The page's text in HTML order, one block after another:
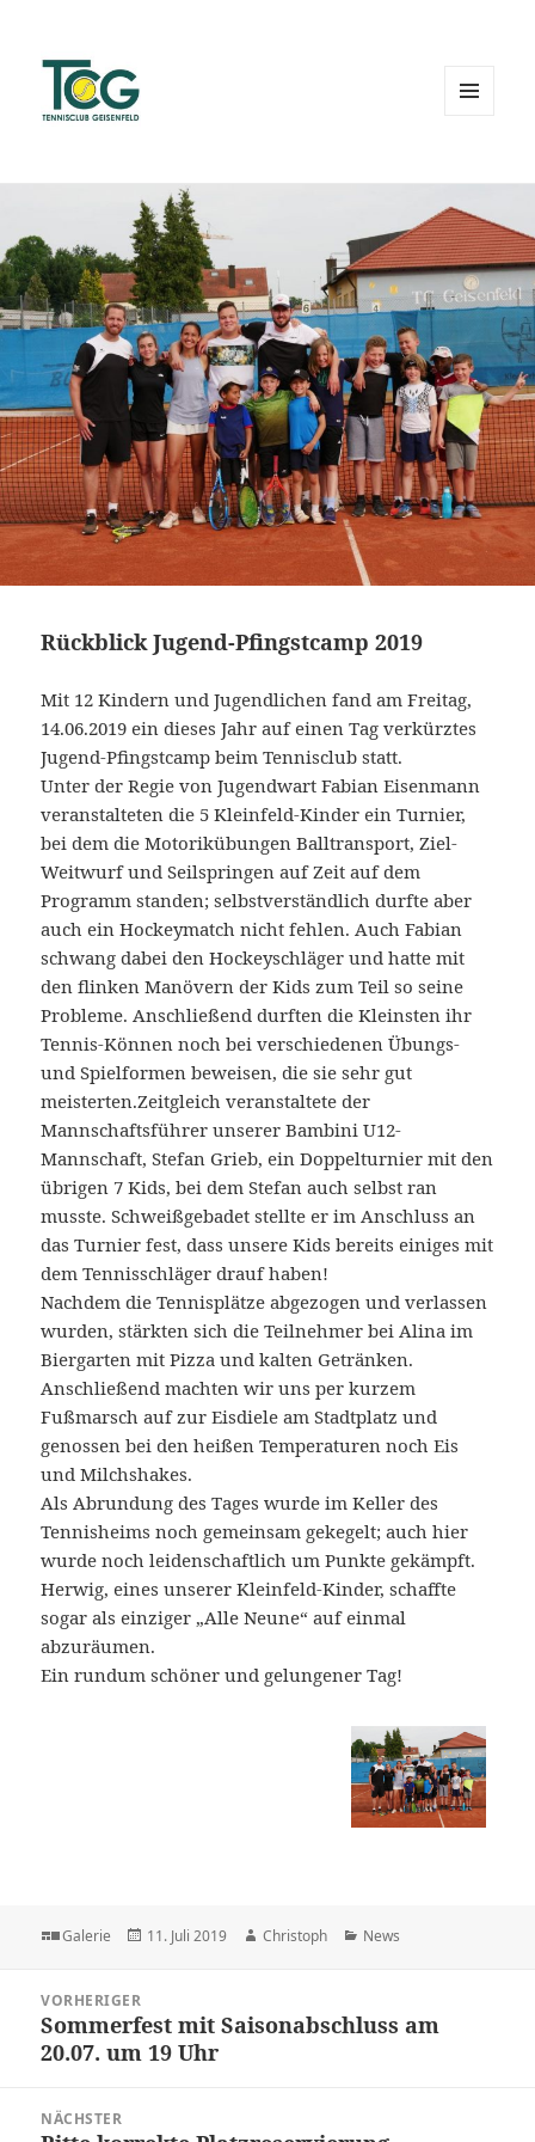
Rückblick Jugend-Pfingstcamp 2019
Mit 12 Kindern und Jugendlichen fand am Freitag,
14.06.2019 ein dieses Jahr auf einen Tag verkürztes
Jugend-Pfingstcamp beim Tennisclub statt.
Unter der Regie von Jugendwart Fabian Eisenmann
veranstalteten die 5 Kleinfeld-Kinder ein Turnier,
bei dem die Motorikübungen Balltransport, Ziel-
Weitwurf und Seilspringen auf Zeit auf dem
Programm standen; selbstverständlich durfte aber
auch ein Hockeymatch nicht fehlen. Auch Fabian
schwang dabei den Hockeyschläger und hatte mit
den flinken Manövern der Kids zum Teil so seine
Probleme. Anschließend durften die Kleinsten ihr
Tennis-Können noch bei verschiedenen Übungs-
und Spielformen beweisen, die sie sehr gut
meisterten.Zeitgleich veranstaltete der
Mannschaftsführer unserer Bambini U12-
Mannschaft, Stefan Grieb, ein Doppelturnier mit den
übrigen 7 Kids, bei dem Stefan auch selbst ran
musste. Schweißgebadet stellte er im Anschluss an
das Turnier fest, dass unsere Kids bereits einiges mit
dem Tennisschläger drauf haben!
Nachdem die Tennisplätze abgezogen und verlassen
wurden, stärkten sich die Teilnehmer bei Alina im
Biergarten mit Pizza und kalten Getränken.
Anschließend machten wir uns per kurzem
Fußmarsch auf zur Eisdiele am Stadtplatz und
genossen bei den heißen Temperaturen noch Eis
und Milchshakes.
Als Abrundung des Tages wurde im Keller des
Tennisheims noch gemeinsam gekegelt; auch hier
wurde noch leidenschaftlich um Punkte gekämpft.
Herwig, eines unserer Kleinfeld-Kinder, schaffte
sogar als einziger „Alle Neune“ auf einmal
abzuräumen.
Ein rundum schöner und gelungener Tag!
Format
Galerie
Veröffentlicht
11. Juli 2019 Autor
Christoph Kategorien
News
VORHERIGER
Vorheriger
Beitrag:
Sommerfest mit Saisonabschluss am
20.07. um 19 Uhr
NÄCHSTER